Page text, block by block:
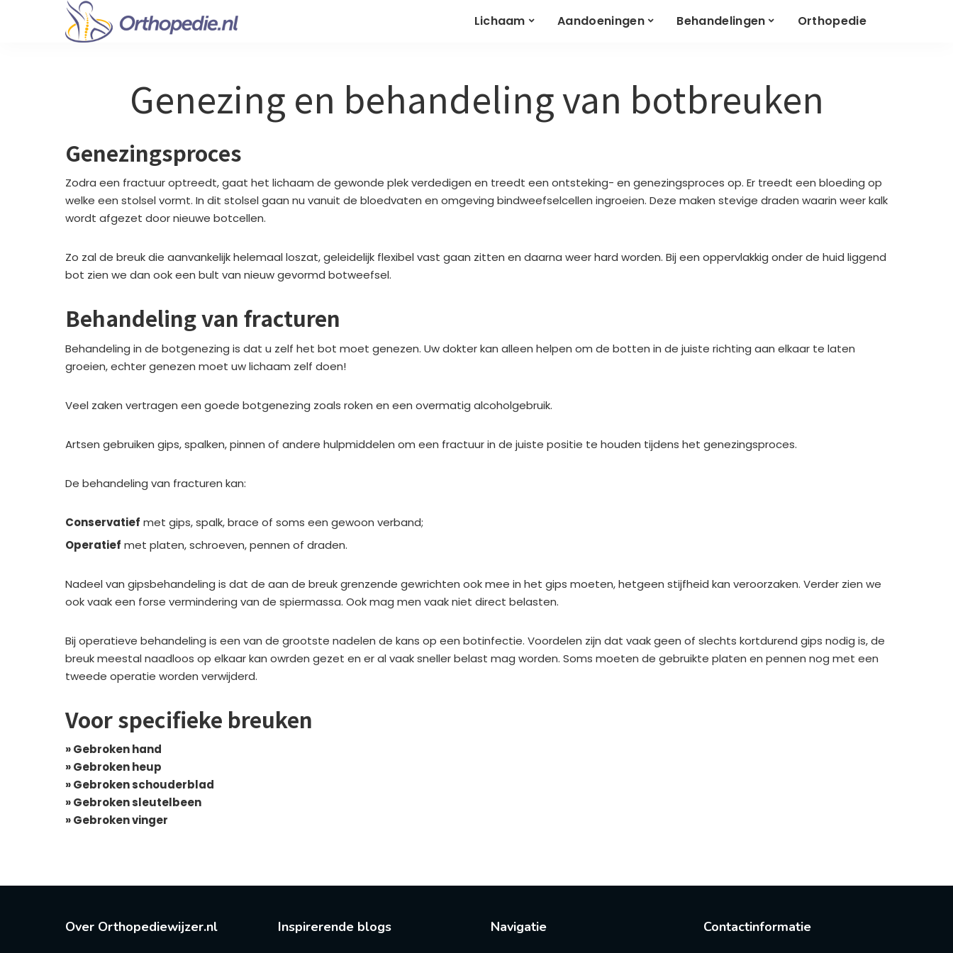
Lichaam Aandoeningen Behandelingen Orthopedie
Genezing en behandeling van botbreuken
Genezingsproces
Zodra een fractuur optreedt, gaat het lichaam de gewonde plek verdedigen en treedt een ontsteking- en genezingsproces op. Er treedt een bloeding op
welke een stolsel vormt. In dit stolsel gaan nu vanuit de bloedvaten en omgeving bindweefselcellen ingroeien. Deze maken stevige draden waarin weer kalk
wordt afgezet door nieuwe botcellen.
Zo zal de breuk die aanvankelijk helemaal loszat, geleidelijk flexibel vast gaan zitten en daarna weer hard worden. Bij een oppervlakkig onder de huid liggend
bot zien we dan ook een bult van nieuw gevormd botweefsel.
Behandeling van fracturen
Behandeling in de botgenezing is dat u zelf het bot moet genezen. Uw dokter kan alleen helpen om de botten in de juiste richting aan elkaar te laten
groeien, echter genezen moet uw lichaam zelf doen!
Veel zaken vertragen een goede botgenezing zoals roken en een overmatig alcoholgebruik.
Artsen gebruiken gips, spalken, pinnen of andere hulpmiddelen om een fractuur in de juiste positie te houden tijdens het genezingsproces.
De behandeling van fracturen kan:
Conservatief met gips, spalk, brace of soms een gewoon verband;
Operatief met platen, schroeven, pennen of draden.
Nadeel van gipsbehandeling is dat de aan de breuk grenzende gewrichten ook mee in het gips moeten, hetgeen stijfheid kan veroorzaken. Verder zien we
ook vaak een forse vermindering van de spiermassa. Ook mag men vaak niet direct belasten.
Bij operatieve behandeling is een van de grootste nadelen de kans op een botinfectie. Voordelen zijn dat vaak geen of slechts kortdurend gips nodig is, de
breuk meestal naadloos op elkaar kan owrden gezet en er al vaak sneller belast mag worden. Soms moeten de gebruikte platen en pennen nog met een
tweede operatie worden verwijderd.
Voor specifieke breuken
» Gebroken hand
» Gebroken heup
» Gebroken schouderblad
» Gebroken sleutelbeen
» Gebroken vinger
Over Orthopediewijzer.nl Inspirerende blogs Navigatie Contactinformatie